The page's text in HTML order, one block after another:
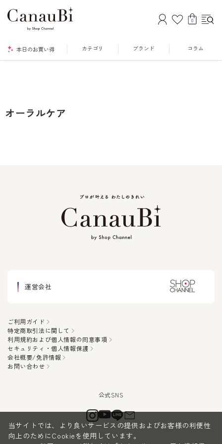
0
本日のお買い得 カテゴリ ブランド コラム
オーラルケア
運営会社
ご利用ガイド
特定商取引法に関して
利用規約および個人情報の同意事項
セキュリティ・個人情報保護
会社概要/免許情報
お問い合わせ
当サイトでは、より良いサービスの提供およびお客様の利便性
向上のためにCookieを使用しています。